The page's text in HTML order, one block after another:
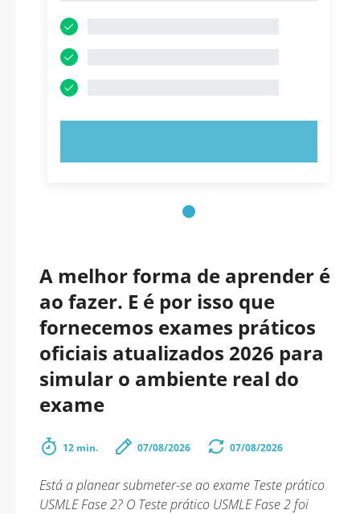
A melhor forma de aprender é
ao fazer. E é por isso que
fornecemos exames práticos
oficiais atualizados 2026 para
simular o ambiente real do
exame
12 min. 07/08/2026 07/08/2026
Está a planear submeter-se ao exame Teste prático
USMLE Fase 2? O Teste prático USMLE Fase 2 foi